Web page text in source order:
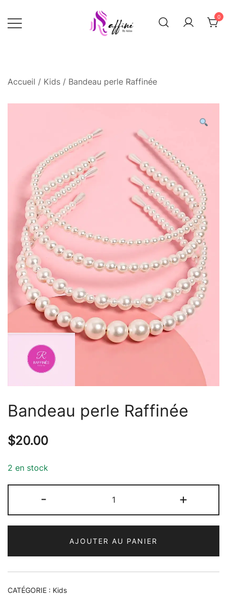
0
Accueil / Kids / Bandeau perle Raffinée
Bandeau perle Raffinée
$20.00
2 en stock
-
de
Bandeau
Raffinée
+
AJOUTER AU PANIER
CATÉGORIE : Kids